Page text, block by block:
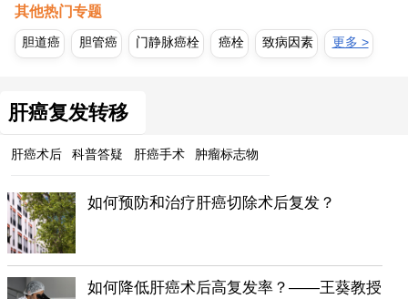
其他热门专题
胆道癌 胆管癌 门静脉癌栓 癌栓 致病因素 更多 >
肝癌复发转移
肝癌术后 科普答疑 肝癌手术 肿瘤标志物
如何预防和治疗肝癌切除术后复发？
如何降低肝癌术后高复发率？——王葵教授